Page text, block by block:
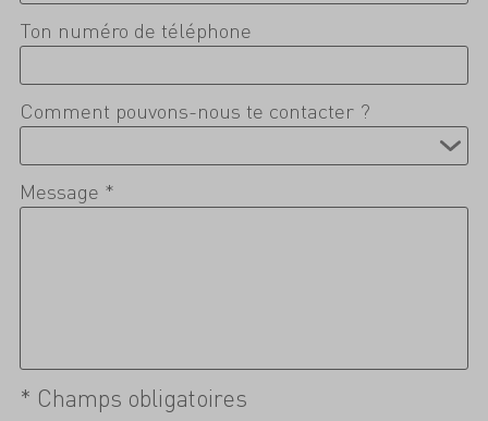
Ton numéro de téléphone
Comment pouvons-nous te contacter ?
Message *
* Champs obligatoires